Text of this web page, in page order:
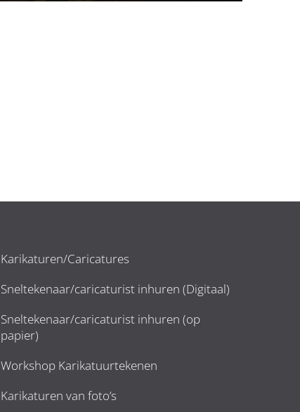
Karikaturen/Caricatures
Sneltekenaar/caricaturist inhuren (Digitaal)
Sneltekenaar/caricaturist inhuren (op
papier)
Workshop Karikatuurtekenen
Karikaturen van foto’s